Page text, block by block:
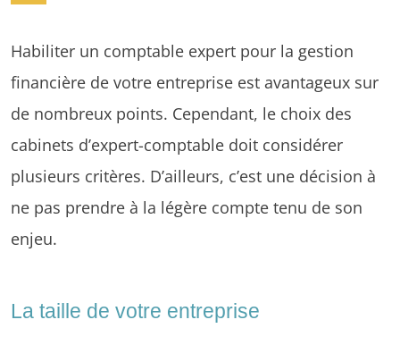
Habiliter un comptable expert pour la gestion
financière de votre entreprise est avantageux sur
de nombreux points. Cependant, le choix des
cabinets d’expert-comptable doit considérer
plusieurs critères. D’ailleurs, c’est une décision à
ne pas prendre à la légère compte tenu de son
enjeu.
La taille de votre entreprise